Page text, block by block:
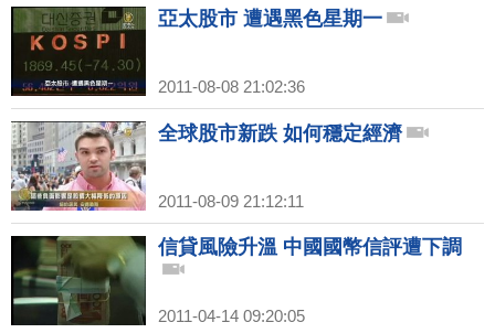
亞太股市 遭遇黑色星期一
2011-08-08 21:02:36
全球股市新跌 如何穩定經濟
2011-08-09 21:12:11
信貸風險升溫 中國國幣信評遭下調
2011-04-14 09:20:05